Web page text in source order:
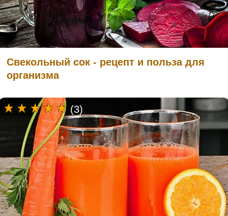
Свекольный сок - рецепт и польза для
организма
(3)